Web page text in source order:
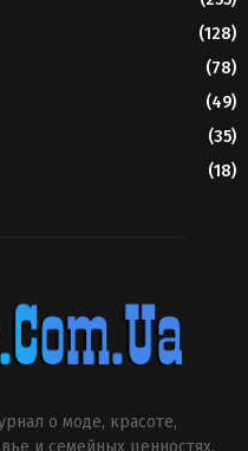
(128)
(78)
(49)
(35)
(18)
о моде, красоте,
и семейных ценностях.